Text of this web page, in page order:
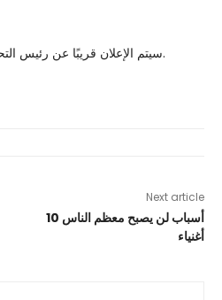
سيتم الإعلان قريبًا عن رئيس التحقيق ، إلى جانب جدوله الزمني.
Next article
10 أسباب لن يصبح معظم الناس
أغنياء